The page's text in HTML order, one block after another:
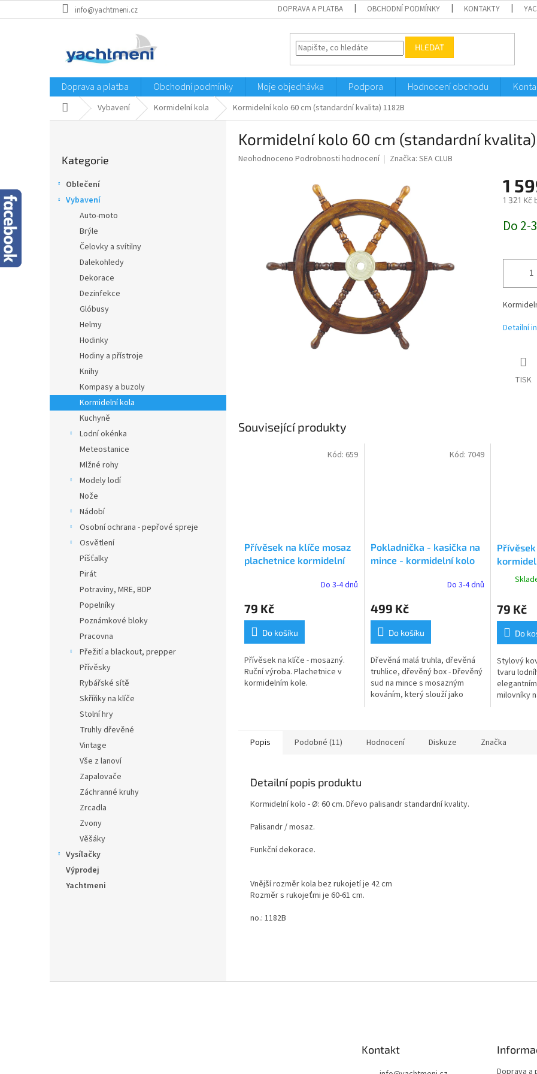
na
info@yachtmeni.cz DOPRAVA A PLATBA OBCHODNÍ PODMÍNKY KONTAKTY
HLEDAT
Doprava a platba Obchodní podmínky Moje objednávka Podpora Hodnocení obchodu
Domů Vybavení Kormidelní kola Kormidelní kolo 60 cm (standardní kvalita) 1182B
kategorie
Kategorie
Oblečení
Vybavení
Auto-moto
Brýle
Čelovky a svítilny
Dalekohledy
Dekorace
Dezinfekce
Glóbusy
Helmy
Hodinky
Hodiny a přístroje
Knihy
Kompasy a buzoly
Kormidelní kola
Kuchyně
Lodní okénka
Meteostanice
Mlžné rohy
Modely lodí
Nože
Nádobí
Osobní ochrana - pepřové spreje
Osvětlení
Píšťalky
Pirát
Potraviny, MRE, BDP
Popelníky
Poznámkové bloky
Pracovna
Přežití a blackout, prepper
Přívěsky
Rybářské sítě
Skříňky na klíče
Stolní hry
Truhly dřevěné
Vintage
Vše z lanoví
Zapalovače
Záchranné kruhy
Zrcadla
Zvony
Věšáky
Vysílačky
Výprodej
Yachtmeni
Kormidelní kolo 60 cm (standardní kvalita)
Průměrné
Neohodnoceno Podrobnosti hodnocení Značka: SEA CLUB
1
1 321 Kč
cena:
Do 2-
Detailní
TISK
Související produkty
Přívěsek na klíče mosaz
plachetnice kormidelní
Do 3-4 dnů
79 Kč
Do košíku
Přívěsek na klíče - mosazný.
Ruční výroba. Plachetnice v
kormidelním kole.
Kód: 659
Pokladnička - kasička na
mince - kormidelní kolo
Do 3-4 dnů
499 Kč
Do košíku
Dřevěná malá truhla, dřevěná
truhlice, dřevěný box - Dřevěný
sud na mince s mosazným
kováním, který slouží jako
Kód: 7049
79 Kč
Do
Stylový
tvaru
milovníky
Popis Podobné (11) Hodnocení Diskuze Značka
Detailní popis produktu
Kormidelní kolo - Ø: 60 cm. Dřevo palisandr standardní kvality.
Palisandr / mosaz.
Funkční dekorace.
Vnější rozměr kola bez rukojetí je 42 cm
Rozměr s rukojeťmi je 60-61 cm.
no.: 1182B
Kontakt